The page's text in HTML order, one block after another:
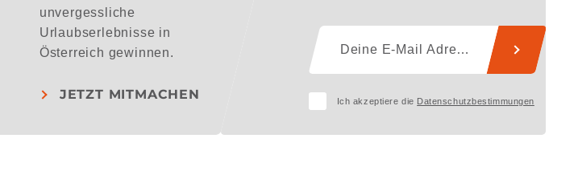
unvergessliche
Urlaubserlebnisse in
Österreich gewinnen.
JETZT MITMACHEN Ich akzeptiere die Datenschutzbestimmungen